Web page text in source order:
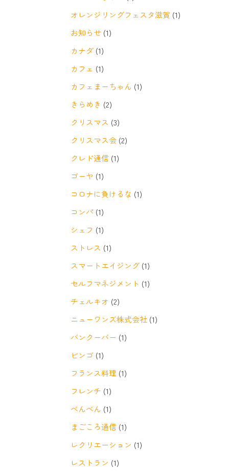
オレンジリングフェスタ滋賀 (1)
お知らせ (1)
カナダ (1)
カフェ (1)
カフェまーちゃん (1)
きらめき (2)
クリスマス (3)
クリスマス会 (2)
クレド通信 (1)
ゴーヤ (1)
コロナに負けるな (1)
コンパ (1)
シェフ (1)
ストレス (1)
スマートエイジング (1)
セルフマネジメント (1)
チェルキオ (2)
ニューワンズ株式会社 (1)
バンクーバー (1)
ビンゴ (1)
フランス料理 (1)
フレンチ (1)
べんべん (1)
まごころ通信 (1)
レクリエーション (1)
レストラン (1)